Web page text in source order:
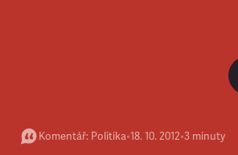
Komentář: Politika•18. 10. 2012•3 minuty